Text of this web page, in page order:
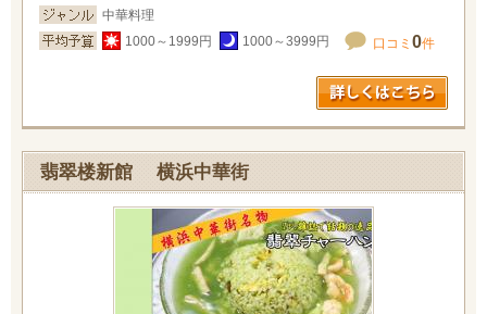
中華料理
1000～1999円
1000～3999円 口コミ 0件
翡翠楼新館 横浜中華街